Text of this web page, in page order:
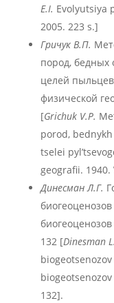
E.I. Evolyutsiya
2005. 223 s.]
Гричук В.П.
пород, бедных
целей
физической
[Grichuk V.P.
porod,
tselei
geografii. 1940.
Динесман Л.Г.
132 [Dinesman
biogeotsenozov
132].